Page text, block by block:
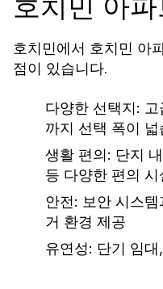
호치민에서 호치민 아
점이 있습니다.
다양한 선택지:
까지 선택 폭이 넓
생활 편의: 단지
등 다양한 편의
안전: 보안 시스
거 환경 제공
유연성: 단기 임